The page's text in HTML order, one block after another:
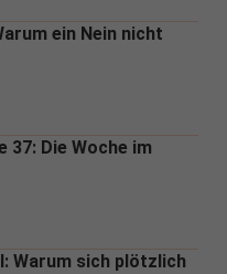
ein Nein nicht
37: Die Woche im
Warum sich plötzlich